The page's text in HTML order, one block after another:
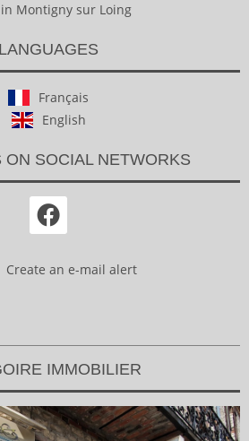
Montigny sur Loing
LANGUAGES
Français
English
ON SOCIAL NETWORKS
Create an e-mail alert
IMMOBILIER